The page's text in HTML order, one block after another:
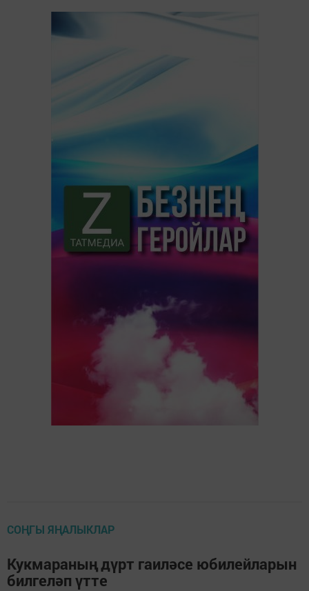
СОҢГЫ ЯҢАЛЫКЛАР
Кукмараның дүрт гаиләсе юбилейларын
билгеләп үтте